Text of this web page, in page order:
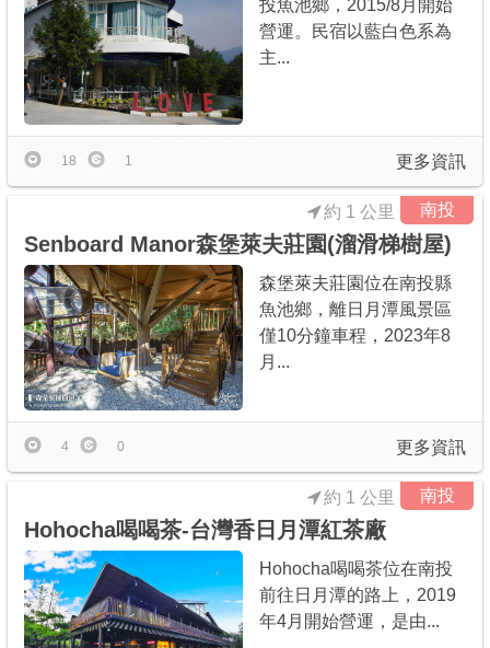
投魚池鄉，2015/8月開始
營運。民宿以藍白色系為
主...
更多資訊
18 1
南投
Senboard Manor森堡萊夫莊園(溜滑梯樹屋)
約 1 公里
森堡萊夫莊園位在南投縣
魚池鄉，離日月潭風景區
僅10分鐘車程，2023年8
月...
更多資訊
4 0
南投
Hohocha喝喝茶-台灣香日月潭紅茶廠
約 1 公里
Hohocha喝喝茶位在南投
前往日月潭的路上，2019
年4月開始營運，是由...